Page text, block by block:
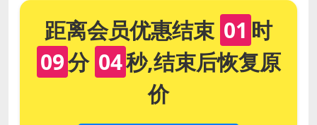
距离会员优惠结束 01 时
09分 04秒,结束后恢复原
价